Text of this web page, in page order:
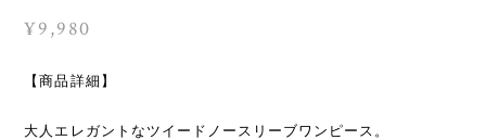
¥9,980
【商品詳細】
大人エレガントなツイードノースリーブワンピース。